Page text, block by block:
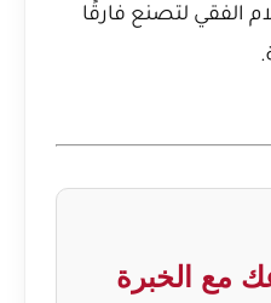
الفقي لتصنع فارقًا
مع الخبرة